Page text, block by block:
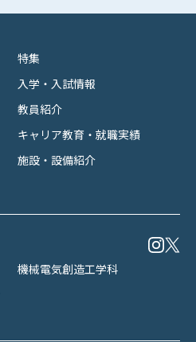
特集
入学・入試情報
教員紹介
キャリア教育・就職実績
施設・設備紹介
機械電気創造工学科